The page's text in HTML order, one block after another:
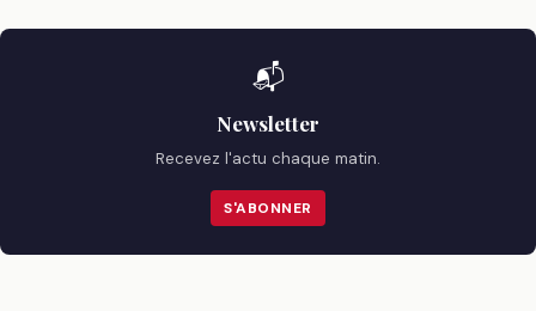
📬
Newsletter
Recevez l'actu chaque matin.
S'ABONNER